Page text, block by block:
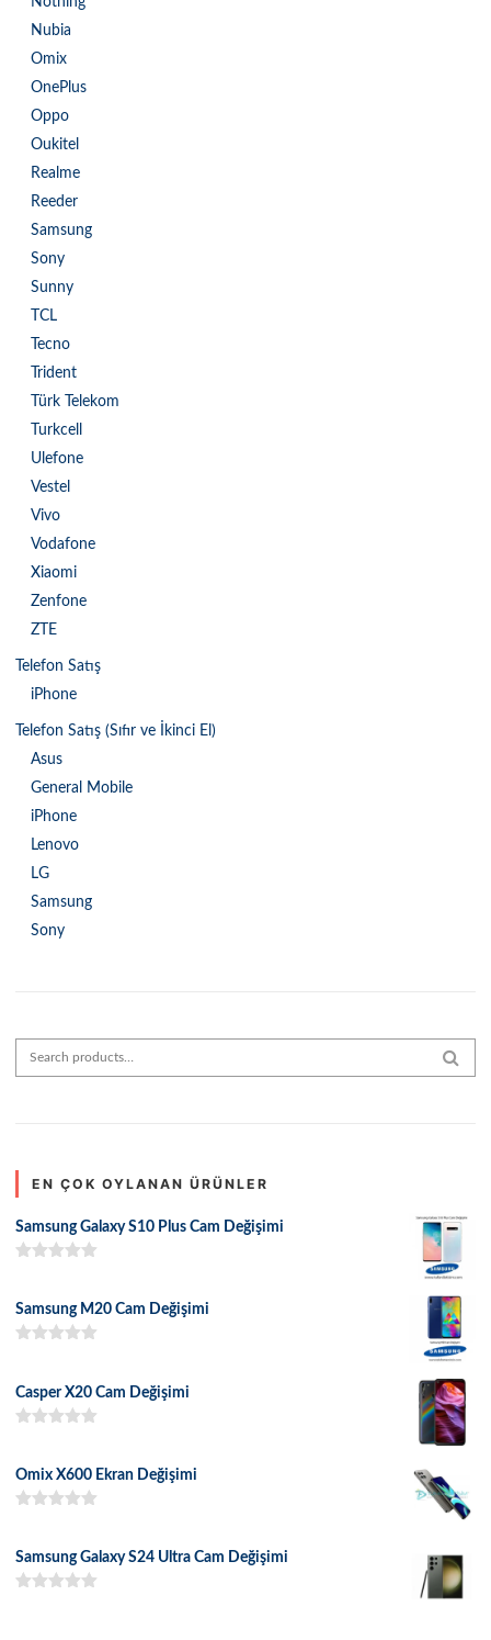
Nubia
Omix
OnePlus
Oppo
Oukitel
Realme
Reeder
Samsung
Sony
Sunny
TCL
Tecno
Trident
Türk Telekom
Turkcell
Ulefone
Vestel
Vivo
Vodafone
Xiaomi
Zenfone
ZTE
Telefon Satış
iPhone
Telefon Satış (Sıfır ve İkinci El)
Asus
General Mobile
iPhone
Lenovo
LG
Samsung
Sony
Search for:
EN ÇOK OYLANAN ÜRÜNLER
Samsung Galaxy S10 Plus Cam Değişimi
Samsung M20 Cam Değişimi
Casper X20 Cam Değişimi
Omix X600 Ekran Değişimi
Samsung Galaxy S24 Ultra Cam Değişimi